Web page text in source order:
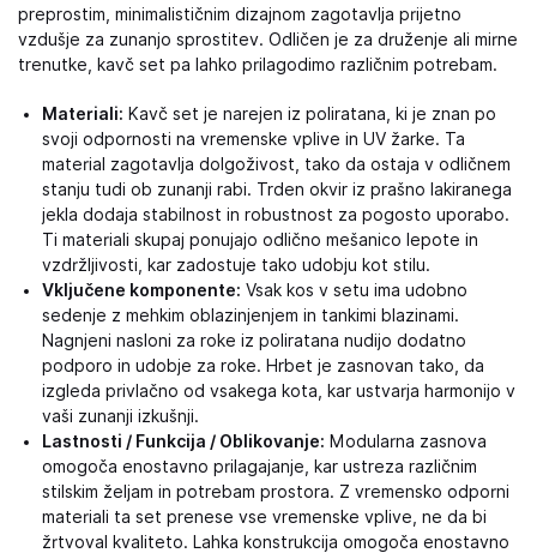
preprostim, minimalističnim dizajnom zagotavlja prijetno
vzdušje za zunanjo sprostitev. Odličen je za druženje ali mirne
trenutke, kavč set pa lahko prilagodimo različnim potrebam.
Materiali: Kavč set je narejen iz poliratana, ki je znan po
svoji odpornosti na vremenske vplive in UV žarke. Ta
material zagotavlja dolgoživost, tako da ostaja v odličnem
stanju tudi ob zunanji rabi. Trden okvir iz prašno lakiranega
jekla dodaja stabilnost in robustnost za pogosto uporabo.
Ti materiali skupaj ponujajo odlično mešanico lepote in
vzdržljivosti, kar zadostuje tako udobju kot stilu.
Vključene komponente: Vsak kos v setu ima udobno
sedenje z mehkim oblazinjenjem in tankimi blazinami.
Nagnjeni nasloni za roke iz poliratana nudijo dodatno
podporo in udobje za roke. Hrbet je zasnovan tako, da
izgleda privlačno od vsakega kota, kar ustvarja harmonijo v
vaši zunanji izkušnji.
Lastnosti / Funkcija / Oblikovanje: Modularna zasnova
omogoča enostavno prilagajanje, kar ustreza različnim
stilskim željam in potrebam prostora. Z vremensko odporni
materiali ta set prenese vse vremenske vplive, ne da bi
žrtvoval kvaliteto. Lahka konstrukcija omogoča enostavno